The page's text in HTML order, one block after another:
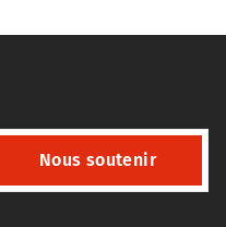
Nous soutenir